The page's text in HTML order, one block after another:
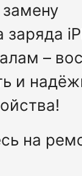
заряда
–
и
на